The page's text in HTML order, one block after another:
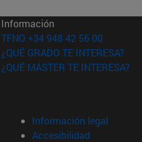
ventana)
ventana)
Información
TFNO +34 948 42 56 00
¿QUÉ GRADO TE INTERESA?
¿QUÉ MÁSTER TE INTERESA?
Información legal
Accesibilidad